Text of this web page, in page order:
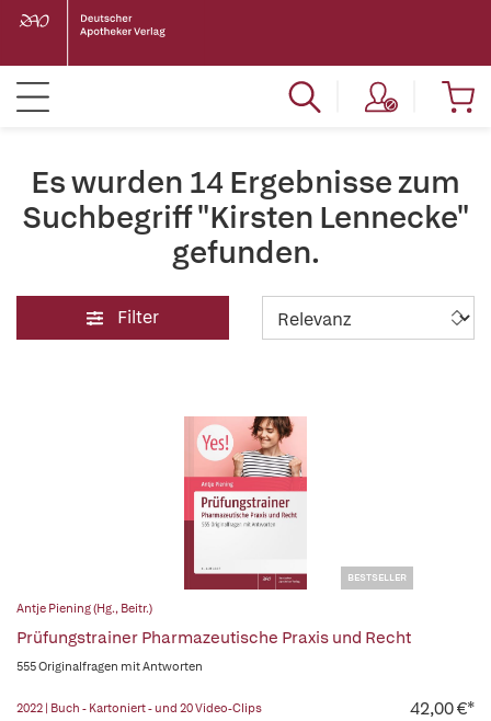
Es wurden 14 Ergebnisse zum
Suchbegriff "Kirsten Lennecke"
gefunden.
Filter
BESTSELLER
Antje Piening (Hg., Beitr.)
Prüfungstrainer Pharmazeutische Praxis und Recht
555 Originalfragen mit Antworten
2022 | Buch - Kartoniert - und 20 Video-Clips 42,00 €*